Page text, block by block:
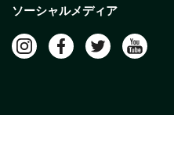
ソーシャルメディア